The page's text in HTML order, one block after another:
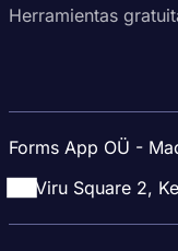
Herramientas
Forms App OÜ -
Viru Square 2,